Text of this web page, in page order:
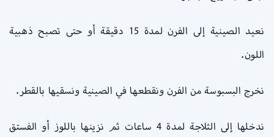
نعيد الصينية إلى الفرن لمدة 15 دقيقة أو حتى تصبح ذهبية
اللون.
نخرج البسبوسة من الفرن ونقطعها في الصينية ونسقيها بالقطر.
ندخلها إلى الثلاجة لمدة 4 ساعات ثم نزينها باللوز أو الفستق